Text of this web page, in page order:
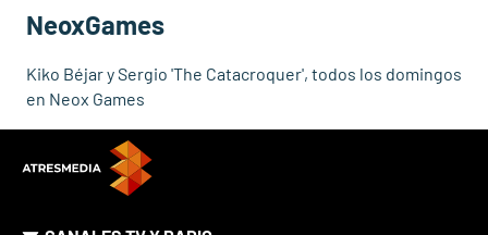
NeoxGames
Kiko Béjar y Sergio 'The Catacroquer', todos los domingos
en Neox Games